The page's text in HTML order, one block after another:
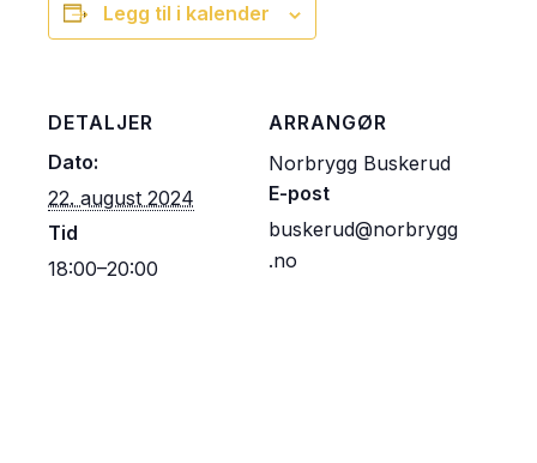
Legg til i kalender
DETALJER
Dato:
22. august 2024
Tid
18:00–20:00
ARRANGØR
Norbrygg Buskerud
E-post
buskerud@norbrygg
.no